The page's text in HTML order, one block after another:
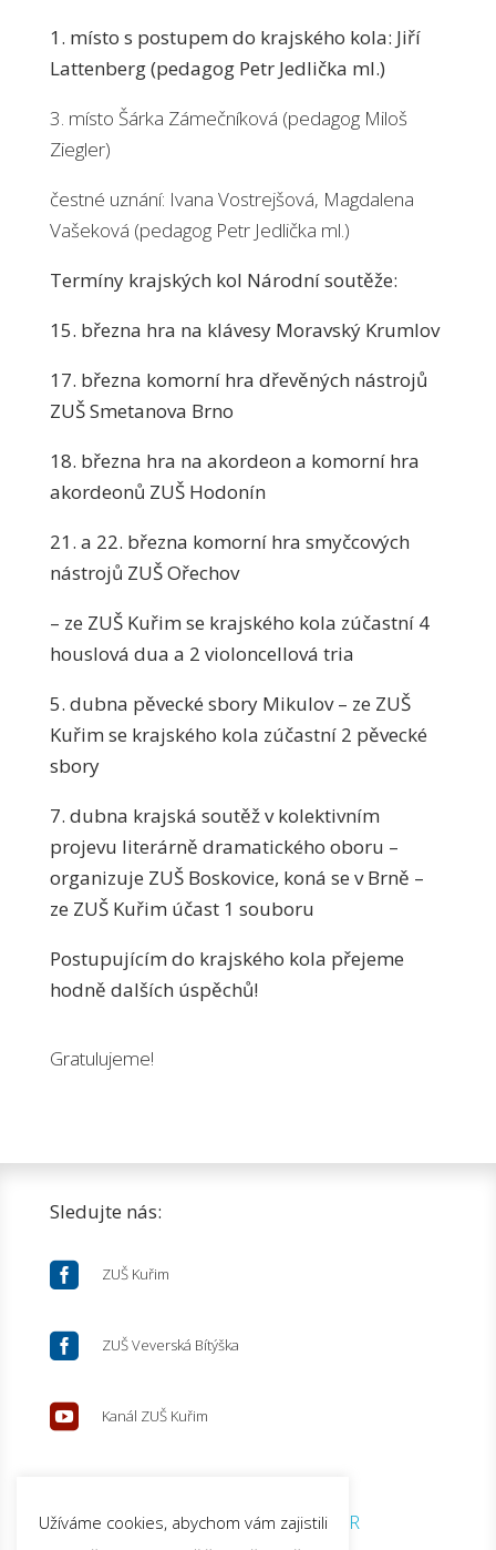
1. místo s postupem do krajského kola: Jiří
Lattenberg (pedagog Petr Jedlička ml.)
3. místo Šárka Zámečníková (pedagog Miloš
Ziegler)
čestné uznání: Ivana Vostrejšová, Magdalena
Vašeková (pedagog Petr Jedlička ml.)
Termíny krajských kol Národní soutěže:
15. března hra na klávesy Moravský Krumlov
17. března komorní hra dřevěných nástrojů
ZUŠ Smetanova Brno
18. března hra na akordeon a komorní hra
akordeonů ZUŠ Hodonín
21. a 22. března komorní hra smyčcových
nástrojů ZUŠ Ořechov
– ze ZUŠ Kuřim se krajského kola zúčastní 4
houslová dua a 2 violoncellová tria
5. dubna pěvecké sbory Mikulov – ze ZUŠ
Kuřim se krajského kola zúčastní 2 pěvecké
sbory
7. dubna krajská soutěž v kolektivním
projevu literárně dramatického oboru –
organizuje ZUŠ Boskovice, koná se v Brně –
ze ZUŠ Kuřim účast 1 souboru
Postupujícím do krajského kola přejeme
hodně dalších úspěchů!
Gratulujeme!
Sledujte nás:
 ZUŠ Kuřim
 ZUŠ Veverská Bítýška
 Kanál ZUŠ Kuřim
© 2026 ZUŠ Kuřim |GDPR
Užíváme cookies, abychom vám zajistili